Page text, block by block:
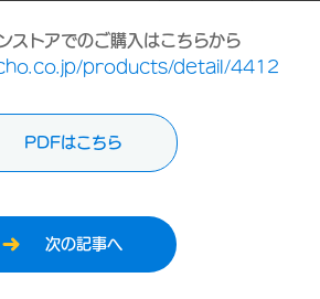
ストアでのご購入はこちらから
products/detail/4412
PDFはこちら
次の記事へ